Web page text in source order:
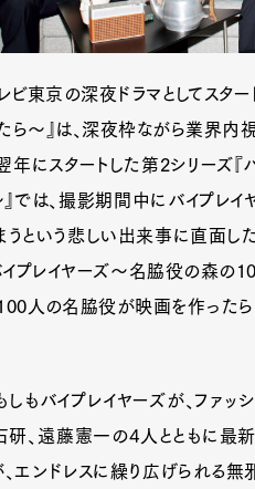
ビ東京の深夜ドラマとしてスタ
ら〜』は、深夜枠ながら業界
年にスタートした第2シリーズ
では、撮影期間中にバイプレ
うという悲しい出来事に直面
プレイヤーズ〜名脇役の森の
人の名脇役が映画を作ったら
しもバイプレイヤーズが、ファ
研、遠藤憲一の4人とともに最
エンドレスに繰り広げられる